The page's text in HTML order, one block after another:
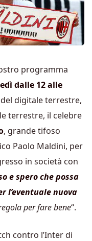
programma
dalle 12 alle
del digitale terrestre,
terrestre, il celebre
, grande tifoso
Paolo Maldini, per
in società con
e spero che possa
l’eventuale nuova
per fare bene“.
contro l’Inter di